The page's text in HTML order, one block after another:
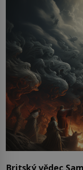
Britský vědec